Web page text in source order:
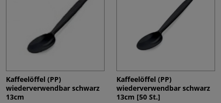
Kaffeelöffel (PP)
wiederverwendbar schwarz
13cm
Kaffeelöffel (PP)
wiederverwendbar schwarz
13cm [50 St.]